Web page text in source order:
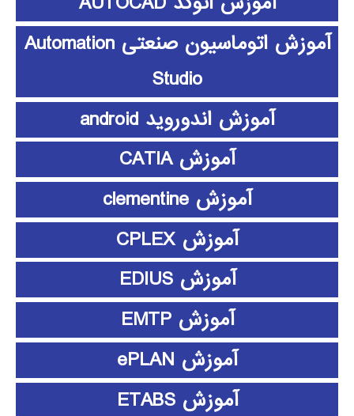
آموزش اتوماسیون صنعتی Automation
Studio
آموزش اندوروید android
آموزش CATIA
آموزش clementine
آموزش CPLEX
آموزش EDIUS
آموزش EMTP
آموزش ePLAN
آموزش ETABS